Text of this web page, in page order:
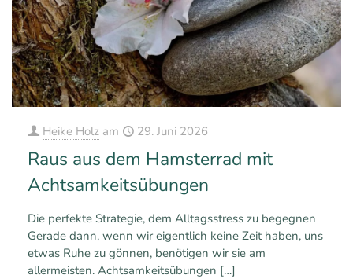
Heike Holz am 29. Juni 2026
Raus aus dem Hamsterrad mit
Achtsamkeitsübungen
Die perfekte Strategie, dem Alltagsstress zu begegnen
Gerade dann, wenn wir eigentlich keine Zeit haben, uns
etwas Ruhe zu gönnen, benötigen wir sie am
allermeisten. Achtsamkeitsübungen […]